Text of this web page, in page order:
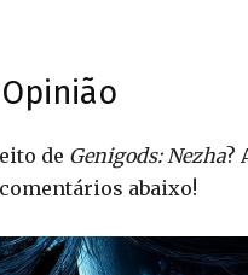
de Genigods: Nezha?
abaixo!